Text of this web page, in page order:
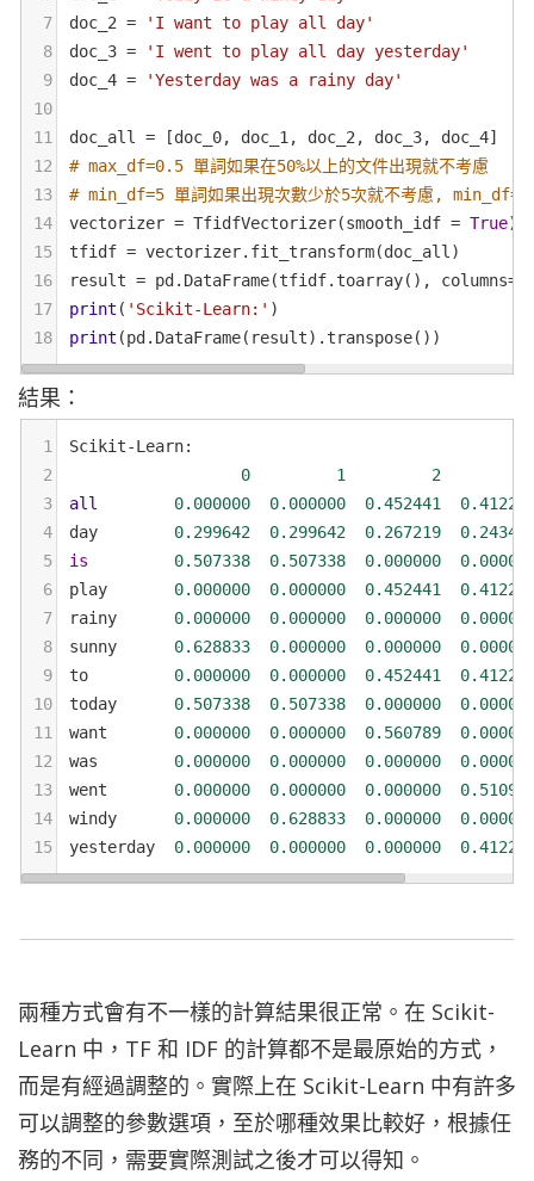
7
doc_2 =
'I want to play all day'
8
doc_3 =
'I went to play all day yesterday'
9
doc_4 =
'Yesterday was a rainy day'
10
11
doc_all = [doc_0, doc_1, doc_2, doc_3, doc_4]
12
# max_df=0.5 單詞如果在50%以上的文件出現就不考慮
13
# min_df=5 單詞如果出現次數少於5次就不考慮,
14
vectorizer = TfidfVectorizer(smooth_idf = True)
15
tfidf = vectorizer. fit_transform(doc_all)
16
result = pd . DataFrame(tfidf. toarray(), columns=
17
print ( 'Scikit-Learn:' )
18
print (pd . DataFrame( result). transpose())
結果：
1 Scikit-Learn:
2
0 1 2
3
all 0.000000 0.000000 0.452441
4
day 0.299642 0.299642 0.267219
5
is 0.507338 0.507338 0.000000
6
play 0.000000 0.000000 0.452441
7
rainy 0.000000 0.000000 0.000000
8
sunny 0.628833 0.000000 0.000000
9
to 0.000000 0.000000 0.452441
10
today 0.507338 0.507338 0.000000
11
want 0.000000 0.000000 0.560789
12
was 0.000000 0.000000 0.000000
13
went 0.000000 0.000000 0.000000
14
windy 0.000000 0.628833 0.000000
15
yesterday 0.000000 0.000000 0.000000
兩種方式會有不一樣的計算結果很正常。在 Scikit-
Learn 中，TF 和 IDF 的計算都不是最原始的方式，
而是有經過調整的。實際上在 Scikit-Learn 中有許多
可以調整的參數選項，至於哪種效果比較好，根據任
務的不同，需要實際測試之後才可以得知。